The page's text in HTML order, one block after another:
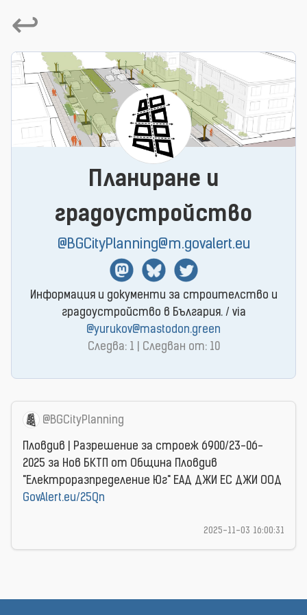
↩
Планиране и
градоустройство
@BGCityPlanning@m.govalert.eu
MastodonBlueSkyTwitter
Информация и документи за строителство и
градоустройство в България. / via
@yurukov@mastodon.green
Следва: 1 | Следван от: 10
@BGCityPlanning
Пловдив | Разрешение за строеж 6900/23-06-
2025 за Нов БКТП от Община Пловдив
"Електроразпределение Юг" ЕАД ДЖИ ЕС ДЖИ ООД
GovAlert.eu/25Qn
2025-11-03 16:00:31